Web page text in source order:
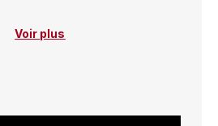
Voir plus